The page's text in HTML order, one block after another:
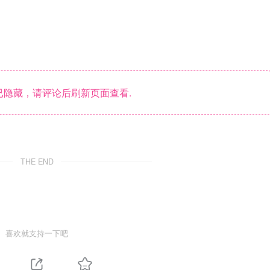
藏，请评论后刷新页面查看.
THE END
喜欢就支持一下吧